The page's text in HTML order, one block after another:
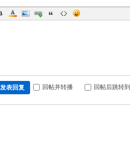
发表回复 回帖并转播 回帖后跳转